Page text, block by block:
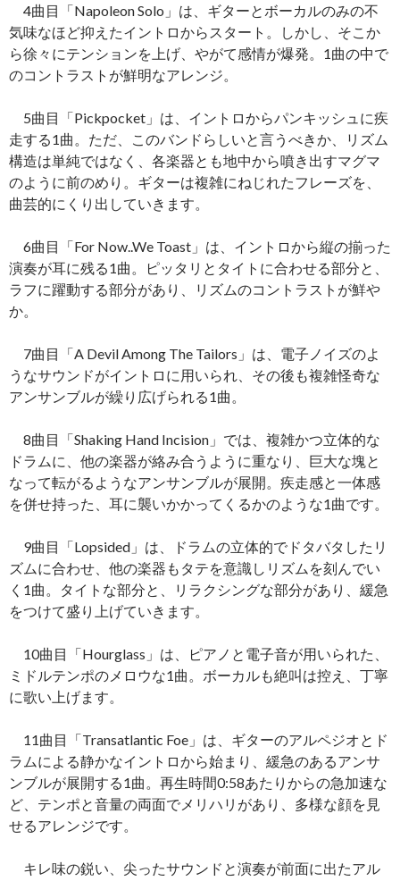
4曲目「Napoleon Solo」は、ギターとボーカルのみの不
気味なほど抑えたイントロからスタート。しかし、そこか
ら徐々にテンションを上げ、やがて感情が爆発。1曲の中で
のコントラストが鮮明なアレンジ。
5曲目「Pickpocket」は、イントロからパンキッシュに疾
走する1曲。ただ、このバンドらしいと言うべきか、リズム
構造は単純ではなく、各楽器とも地中から噴き出すマグマ
のように前のめり。ギターは複雑にねじれたフレーズを、
曲芸的にくり出していきます。
6曲目「For Now..We Toast」は、イントロから縦の揃った
演奏が耳に残る1曲。ピッタリとタイトに合わせる部分と、
ラフに躍動する部分があり、リズムのコントラストが鮮や
か。
7曲目「A Devil Among The Tailors」は、電子ノイズのよ
うなサウンドがイントロに用いられ、その後も複雑怪奇な
アンサンブルが繰り広げられる1曲。
8曲目「Shaking Hand Incision」では、複雑かつ立体的な
ドラムに、他の楽器が絡み合うように重なり、巨大な塊と
なって転がるようなアンサンブルが展開。疾走感と一体感
を併せ持った、耳に襲いかかってくるかのような1曲です。
9曲目「Lopsided」は、ドラムの立体的でドタバタしたリ
ズムに合わせ、他の楽器もタテを意識しリズムを刻んでい
く1曲。タイトな部分と、リラクシングな部分があり、緩急
をつけて盛り上げていきます。
10曲目「Hourglass」は、ピアノと電子音が用いられた、
ミドルテンポのメロウな1曲。ボーカルも絶叫は控え、丁寧
に歌い上げます。
11曲目「Transatlantic Foe」は、ギターのアルペジオとド
ラムによる静かなイントロから始まり、緩急のあるアンサ
ンブルが展開する1曲。再生時間0:58あたりからの急加速な
ど、テンポと音量の両面でメリハリがあり、多様な顔を見
せるアレンジです。
キレ味の鋭い、尖ったサウンドと演奏が前面に出たアル